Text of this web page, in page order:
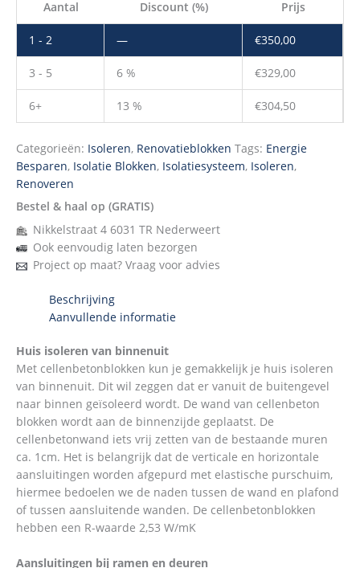
Aantal Discount (%) Prijs
1 - 2 — €350,00
3 - 5 6 % €329,00
6+ 13 % €304,50
Categorieën: Isoleren, Renovatieblokken Tags: Energie
Besparen, Isolatie Blokken, Isolatiesysteem, Isoleren,
Renoveren
Bestel & haal op (GRATIS)
Nikkelstraat 4 6031 TR Nederweert
Ook eenvoudig laten bezorgen
Project op maat? Vraag voor advies
Beschrijving
Aanvullende informatie
Huis isoleren van binnenuit
Met cellenbetonblokken kun je gemakkelijk je huis isoleren
van binnenuit. Dit wil zeggen dat er vanuit de buitengevel
naar binnen geïsoleerd wordt. De wand van cellenbeton
blokken wordt aan de binnenzijde geplaatst. De
cellenbetonwand iets vrij zetten van de bestaande muren
ca. 1cm. Het is belangrijk dat de verticale en horizontale
aansluitingen worden afgepurd met elastische purschuim,
hiermee bedoelen we de naden tussen de wand en plafond
of tussen aansluitende wanden. De cellenbetonblokken
hebben een R-waarde 2,53 W/mK
Aansluitingen bij ramen en deuren